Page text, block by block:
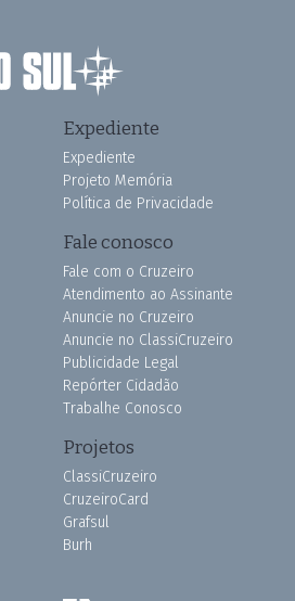
Expediente
Expediente
Projeto Memória
Política de Privacidade
Fale conosco
Fale com o Cruzeiro
Atendimento ao Assinante
Anuncie no Cruzeiro
Anuncie no ClassiCruzeiro
Publicidade Legal
Repórter Cidadão
Trabalhe Conosco
Projetos
ClassiCruzeiro
CruzeiroCard
Grafsul
Burh